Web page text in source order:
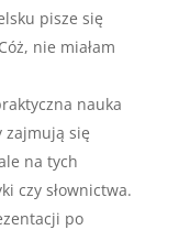
pisze się
nie miałam
nauka
zajmują się
na tych
czy słownictwa.
po